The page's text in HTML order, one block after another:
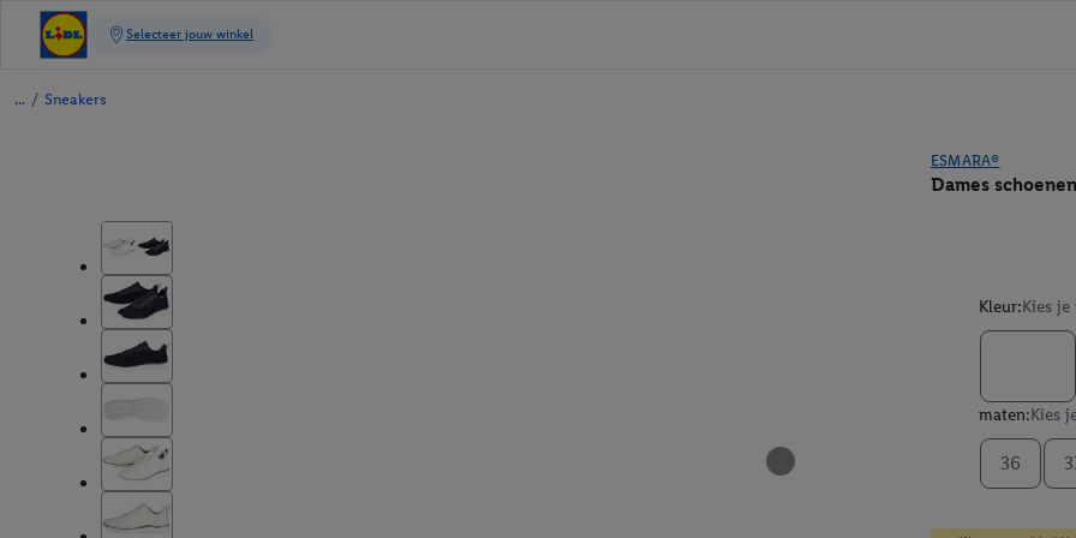
/ Sneakers
ESMARA®
Dames schoenen
Kleur:Kies
maten:Kies
36